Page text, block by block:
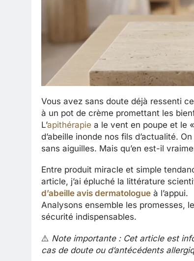
Vous avez sans doute déjà ressenti
à un pot de crème promettant les
L’apithérapie a le vent en poupe et le
d’abeille inonde nos fils d’actualité.
sans aiguilles. Mais qu’en est-il
Entre produit miracle et simple
article, j’ai épluché la littérature
d’abeille avis dermatologue à l’appui.
Analysons ensemble les promesses,
sécurité indispensables.
⚠️ Note importante : Cet article est
cas de doute ou d’antécédents